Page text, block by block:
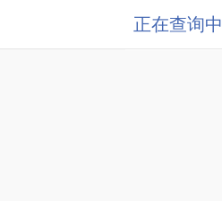
正在查询中